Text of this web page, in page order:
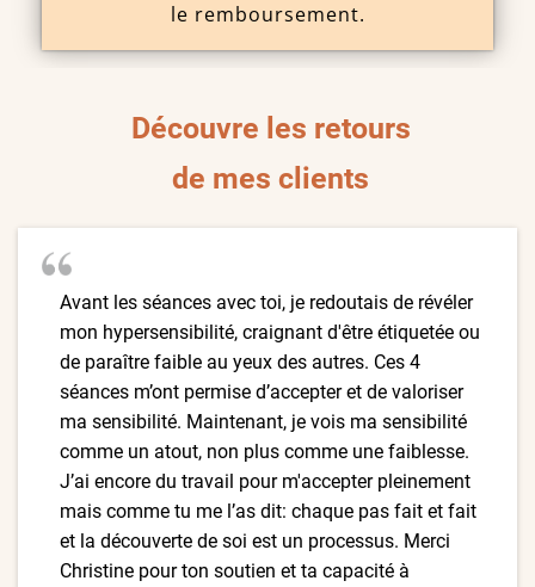
le remboursement.
Découvre les retours
de mes clients
Avant les séances avec toi, je redoutais de révéler
mon hypersensibilité, craignant d'être étiquetée ou
de paraître faible au yeux des autres. Ces 4
séances m’ont permise d’accepter et de valoriser
ma sensibilité. Maintenant, je vois ma sensibilité
comme un atout, non plus comme une faiblesse.
J’ai encore du travail pour m'accepter pleinement
mais comme tu me l’as dit: chaque pas fait et fait
et la découverte de soi est un processus. Merci
Christine pour ton soutien et ta capacité à